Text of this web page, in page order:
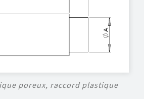
poreux, raccord plastique